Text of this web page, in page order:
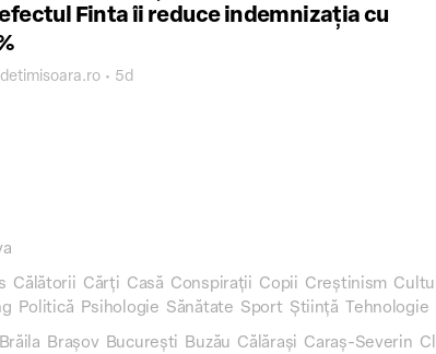
Finta îi reduce indemnizația cu
• 5d
Călătorii Cărți Casă Conspirații Copii Creștinism
Politică Psihologie Sănătate Sport Știință Tehnologie
Brăila Brașov București Buzău Călărași Caraș-Severin